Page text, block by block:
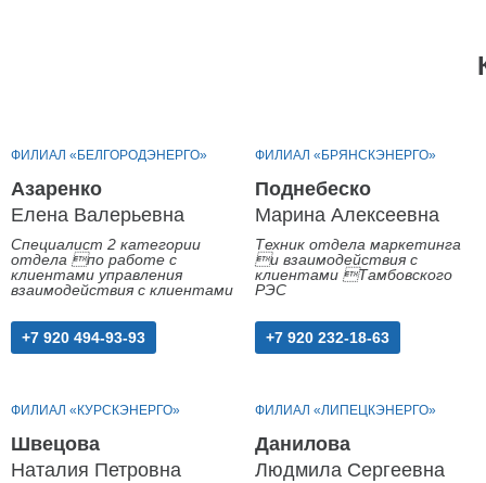
ФИЛИАЛ «БЕЛГОРОДЭНЕРГО»
Азаренко
Елена Валерьевна
Специалист 2 категории
отдела по работе с
клиентами управления
взаимодействия с клиентами
+7 920 494-93-93
ФИЛИАЛ «БРЯНСКЭНЕРГО»
Поднебеско
Марина Алексеевна
Техник отдела маркетинга
и взаимодействия с
клиентами Тамбовского
РЭС
+7 920 232-18-63
ФИЛИАЛ «КУРСКЭНЕРГО»
Швецова
Наталия Петровна
ФИЛИАЛ «ЛИПЕЦКЭНЕРГО»
Данилова
Людмила Сергеевна